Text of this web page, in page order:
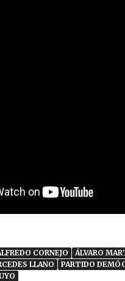
CORNEJO
ÁLVARO
LLANO
PARTIDO